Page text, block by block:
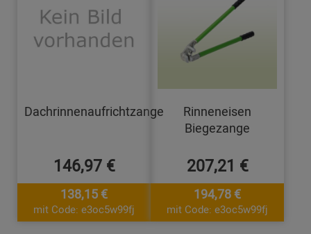
Dachrinnenaufrichtzange
146,97 €
138,15 €
mit Code: e3oc5w99fj
Rinneneisen
Biegezange
207,21 €
194,78 €
mit Code: e3oc5w99fj